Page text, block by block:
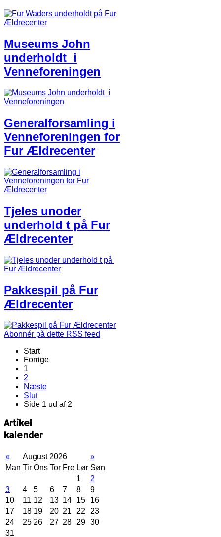
Museums John
underholdt ​ i
Venneforeningen
Generalforsamling i
Venneforeningen for
Fur Ældrecenter​
Tjeles unoder
underhold ​t​ på ​Fur
Ældrecenter​
Pakkespil på Fur
Ældrecenter​
Abonnér på dette RSS feed
Start
Forrige
1
2
Næste
Slut
Side 1 ud af 2
Artikel
kalender
« August 2026
»
Man Tir Ons Tor Fre Lør Søn
1
2
3
4 5 6 7 8
9
10
11 12 13 14 15
16
17
18 19 20 21 22
23
24
25 26 27 28 29 30
31